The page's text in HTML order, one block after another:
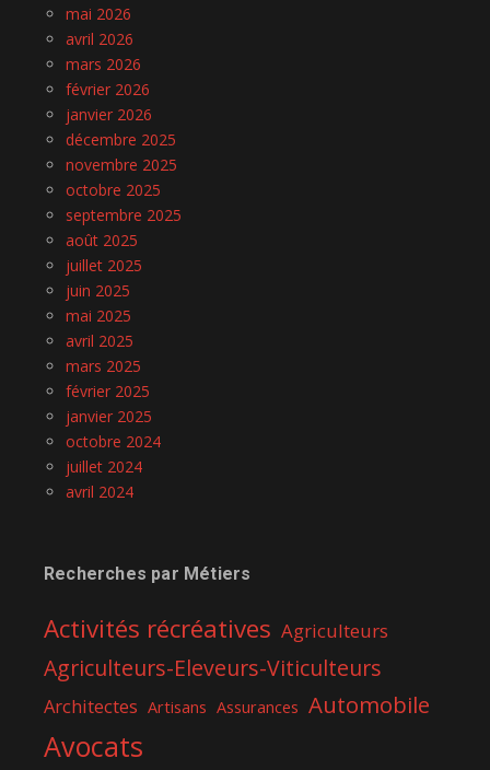
mai 2026
avril 2026
mars 2026
février 2026
janvier 2026
décembre 2025
novembre 2025
octobre 2025
septembre 2025
août 2025
juillet 2025
juin 2025
mai 2025
avril 2025
mars 2025
février 2025
janvier 2025
octobre 2024
juillet 2024
avril 2024
Recherches par Métiers
Activités récréatives Agriculteurs
Agriculteurs-Eleveurs-Viticulteurs
Architectes Artisans Assurances Automobile
Avocats